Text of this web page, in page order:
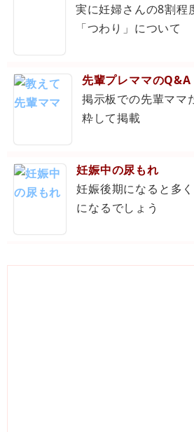
実に妊婦さんの8割程
「つわり」について
先輩プレママのQ&A
掲示板での先輩ママ
粋して掲載
妊娠中の尿もれ
妊娠後期になると多
になるでしょう